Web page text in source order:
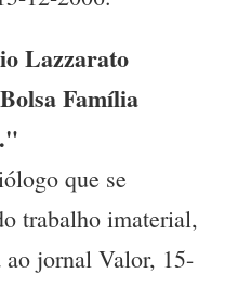
Lazzarato
Família
que se
trabalho imaterial,
ao jornal Valor, 15-